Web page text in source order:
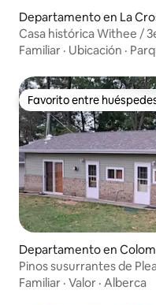
Departamento en La
Casa histórica Withee /
personas
Familiar · Ubicación ·
Favorito entre
Favorito entre
Departamento en
Pinos susurrantes de
Familiar · Valor · Alberca